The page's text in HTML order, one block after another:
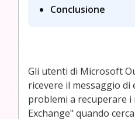
Conclusione
Gli utenti di Microsoft
ricevere il messaggio
problemi a recuperare
Exchange" quando